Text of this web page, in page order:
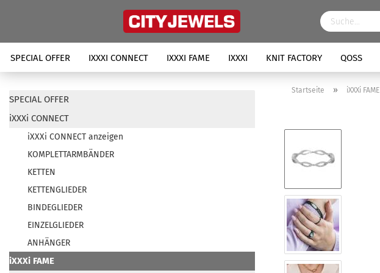
SPECIAL OFFER IXXXI CONNECT IXXXI FAME IXXXI KNIT FACTORY QOSS
Startseite » iXXXi FAME
SPECIAL OFFER
iXXXi CONNECT
iXXXi CONNECT anzeigen
KOMPLETTARMBÄNDER
KETTEN
KETTENGLIEDER
BINDEGLIEDER
EINZELGLIEDER
ANHÄNGER
iXXXi FAME